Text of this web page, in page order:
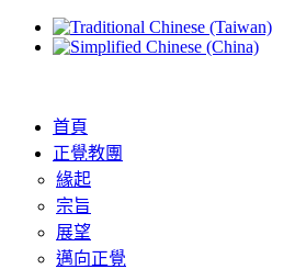
首頁
正覺教團
緣起
宗旨
展望
邁向正覺